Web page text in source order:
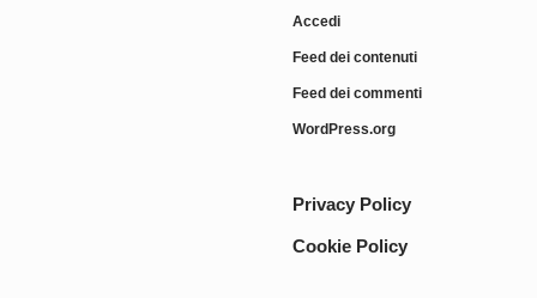
Accedi
Feed dei contenuti
Feed dei commenti
WordPress.org
Privacy Policy
Cookie Policy